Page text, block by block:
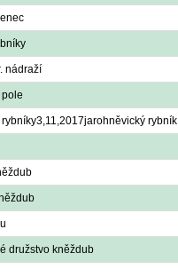
nádraží
rybník
družstvo kněždub